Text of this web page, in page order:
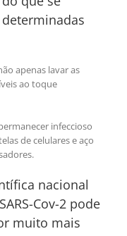
apenas lavar as
ao toque
infeccioso
de celulares e aço
nacional
Cov-2 pode
muito mais